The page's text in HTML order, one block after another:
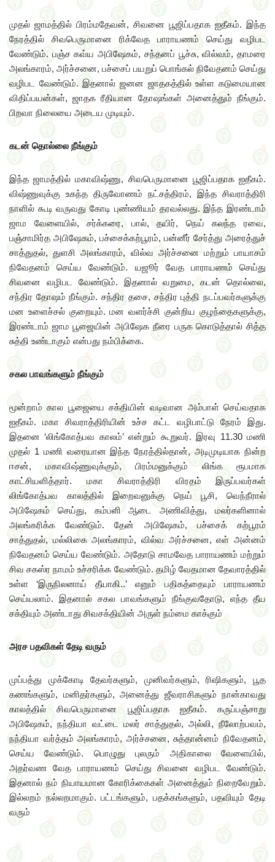
முதல் ஜாமத்தில் பிரம்மதேவன், சிவனை பூஜிப்பதாக ஐதீகம். இந்த
நேரத்தில் சிவபெருமானை ரிக்வேத பாராயணம் செய்து வழிபட
வேண்டும். பஞ்ச கவ்ய அபிஷேகம், சந்தனப் பூச்சு, வில்வம், தாமரை
அலங்காரம், அர்ச்சனை, பச்சைப் பயறுப் பொங்கல் நிவேதனம் செய்து
வழிபட வேண்டும். இதனால் ஜனன ஜாதகத்தில் உள்ள கடுமையான
விதிப்பயன்கள், ஜாதக ரீதியான தோஷங்கள் அனைத்தும் நீங்கும்.
பிறவா நிலையை அடைய முடியும்.
கடன் தொல்லை நீங்கும்
இந்த ஜாமத்தில் மகாவிஷ்ணு, சிவபெருமானை பூஜிப்பதாக ஐதீகம்.
விஷ்ணுவுக்கு உகந்த திருவோணம் நட்சத்திரம், இந்த சிவராத்திரி
நாளில் கூடி வருவது கோடி புண்ணியம் தரவல்லது. இந்த இரண்டாம்
ஜாம வேளையில், சர்க்கரை, பால், தயிர், நெய் கலந்த ரவை,
பஞ்சாமிர்த அபிஷேகம், பச்சைக்கற்பூரம், பன்னீர் சேர்த்து அரைத்துச்
சாத்துதல், துளசி அலங்காரம், வில்வ அர்ச்சனை மற்றும் பாயாசம்
நிவேதனம் செய்ய வேண்டும். யஜூர் வேத பாராயணம் செய்து
சிவனை வழிபட வேண்டும். இதனால் வறுமை, கடன் தொல்லை,
சந்திர தோஷம் நீங்கும். சந்திர தசை, சந்திர புத்தி நடப்பவர்களுக்கு
மன உளைச்சல் குறையும். மன வளர்ச்சி குன்றிய குழந்தைகளுக்கு,
இரண்டாம் ஜாம பூஜையின் அபிஷேக நீரை பருக கொடுத்தால் சித்த
சுத்தி உண்டாகும் என்பது நம்பிக்கை.
சகல பாவங்களும் நீங்கும்
மூன்றாம் கால பூஜையை சக்தியின் வடிவான அம்பாள் செய்வதாக
ஐதீகம். மகா சிவராத்திரியின் உச்ச கட்ட வழிபாட்டு நேரம் இது.
இதனை ‘லிங்கோத்பவ காலம்’ என்றும் கூறுவர். இரவு 11.30 மணி
முதல் 1 மணி வரையான இந்த நேரத்தில்தான், அடிமுடியாக நின்ற
ஈசன், மகாவிஷ்ணுவுக்கும், பிரம்மனுக்கும் லிங்க ரூபமாக
காட்சியளித்தார். மகா சிவராத்திரி விரதம் இருப்பவர்கள்
லிங்கோத்பவ காலத்தில் இறைவனுக்கு நெய் பூசி, வெந்நீரால்
அபிஷேகம் செய்து, கம்பளி ஆடை அணிவித்து, மலர்களினால்
அலங்கரிக்க வேண்டும். தேன் அபிஷேகம், பச்சைக் கற்பூரம்
சாத்துதல், மல்லிகை அலங்காரம், வில்வ அர்ச்சனை, எள் அன்னம்
நிவேதனம் செய்ய வேண்டும். அதோடு சாமவேத பாராயணம் மற்றும்
சிவ சகஸ்ர நாமம் உச்சரிக்க வேண்டும். தமிழ் வேதமான தேவாரத்தில்
உள்ள ‘இருநிலனாய் தீயாகி..’ எனும் பதிகத்தையும் பாராயணம்
செய்யலாம். இதனால் சகல பாவங்களும் நீங்குவதோடு, எந்த தீய
சக்தியும் அண்டாது சிவசக்தியின் அருள் நம்மை காக்கும்
அரச பதவிகள் தேடி வரும்
முப்பத்து முக்கோடி தேவர்களும், முனிவர்களும், ரிஷிகளும், பூத
கணங்களும், மனிதர்களும், அனைத்து ஜீவராசிகளும் நான்காவது
காலத்தில் சிவபெருமானை பூஜிப்பதாக ஐதீகம். கருப்பஞ்சாறு
அபிஷேகம், நந்தியா வட்டை மலர் சாத்துதல், அல்லி, நீலோற்பவம்,
நந்தியா வர்த்தம் அலங்காரம், அர்ச்சனை, சுத்தான்னம் நிவேதனம்,
செய்ய வேண்டும். பொழுது புலரும் அதிகாலை வேளையில்,
அதர்வண வேத பாராயணம் செய்து சிவனை வழிபட வேண்டும்.
இதனால் நம் நியாயமான கோரிக்கைகள் அனைத்தும் நிறைவேறும்.
இல்லறம் நல்லறமாகும். பட்டங்களும், பதக்கங்களும், பதவியும் தேடி
வரும்